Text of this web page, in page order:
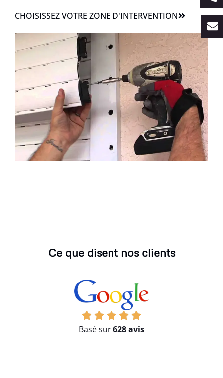
CHOISISSEZ VOTRE ZONE D'INTERVENTION
Ce que disent nos clients
Basé sur628 avis